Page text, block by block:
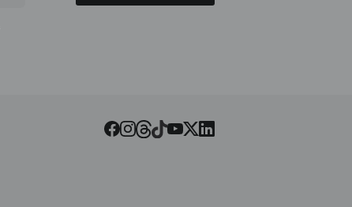
Facebook
Instagram
Threads
Tiktok
Youtube
Twitter
LinkedIn